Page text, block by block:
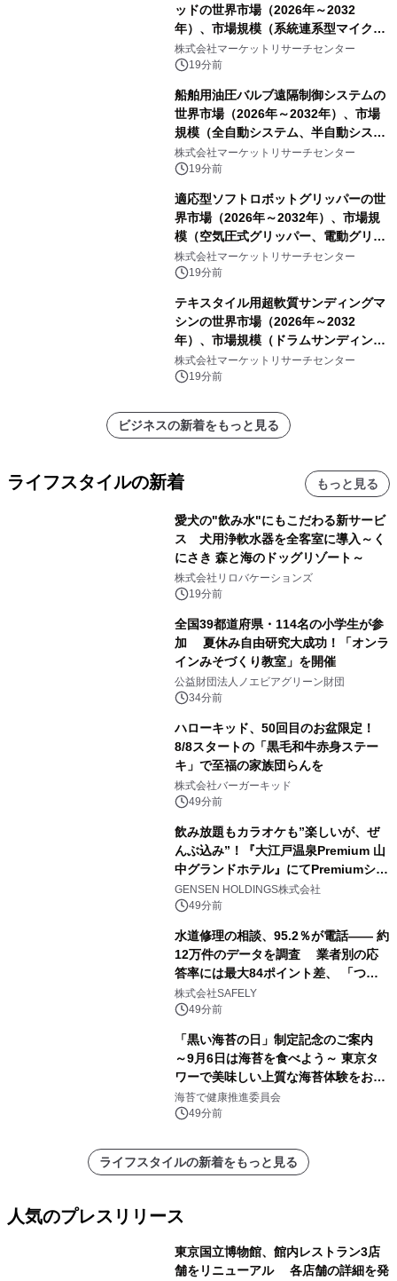
ッドの世界市場（2026年～2032
年）、市場規模（系統連系型マイクロ
グリッド、独立型マイクログリッ
ド）・分析レポートを発表
株式会社マーケットリサーチセンター
19分前
船舶用油圧バルブ遠隔制御システムの
世界市場（2026年～2032年）、市場
規模（全自動システム、半自動システ
ム）・分析レポートを発表
株式会社マーケットリサーチセンター
19分前
適応型ソフトロボットグリッパーの世
界市場（2026年～2032年）、市場規
模（空気圧式グリッパー、電動グリッ
パー）・分析レポートを発表
株式会社マーケットリサーチセンター
19分前
テキスタイル用超軟質サンディングマ
シンの世界市場（2026年～2032
年）、市場規模（ドラムサンディング
マシン、ジェットサンディングマシ
ン、ローラーサンディングマシン、そ
株式会社マーケットリサーチセンター
19分前
ビジネスの新着をもっと見る
ライフスタイルの新着 もっと見る
愛犬の"飲み水"にもこだわる新サービ
ス 犬用浄軟水器を全客室に導入～く
にさき 森と海のドッグリゾート～
株式会社リロバケーションズ
19分前
全国39都道府県・114名の小学生が参
加 夏休み自由研究大成功！「オンラ
インみそづくり教室」を開催
公益財団法人ノエビアグリーン財団
34分前
ハローキッド、50回目のお盆限定！
8/8スタートの「黒毛和牛赤身ステー
キ」で至福の家族団らんを
株式会社バーガーキッド
49分前
飲み放題もカラオケも”楽しいが、ぜ
んぶ込み”！『大江戸温泉Premium 山
中グランドホテル』にてPremiumシリ
ーズ初のオールインクルーシブ導入
GENSEN HOLDINGS株式会社
49分前
水道修理の相談、95.2％が電話―― 約
12万件のデータを調査 業者別の応
答率には最大84ポイント差、 「つな
がりやすさ」も選定基準に
株式会社SAFELY
49分前
「黒い海苔の日」制定記念のご案内
～9月6日は海苔を食べよう～ 東京タ
ワーで美味しい上質な海苔体験をお届
けします！
海苔で健康推進委員会
49分前
ライフスタイルの新着をもっと見る
人気のプレスリリース
東京国立博物館、館内レストラン3店
舗をリニューアル 各店舗の詳細を発